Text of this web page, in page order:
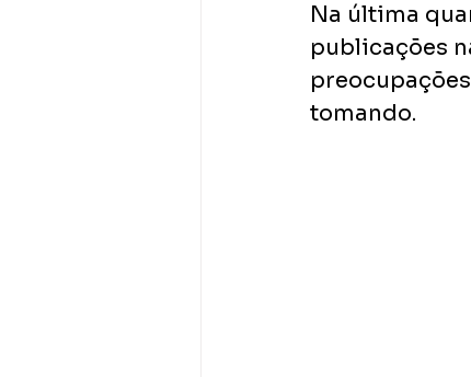
Na última
publicações
tomando.